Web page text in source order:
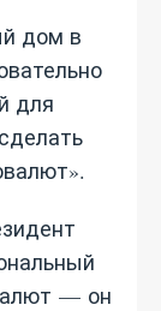
дом в
для
— он